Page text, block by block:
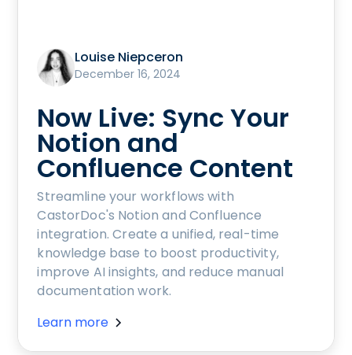
Louise Niepceron
December 16, 2024
Now Live: Sync Your
Notion and
Confluence Content
Streamline your workflows with
CastorDoc's Notion and Confluence
integration. Create a unified, real-time
knowledge base to boost productivity,
improve AI insights, and reduce manual
documentation work.
Learn more